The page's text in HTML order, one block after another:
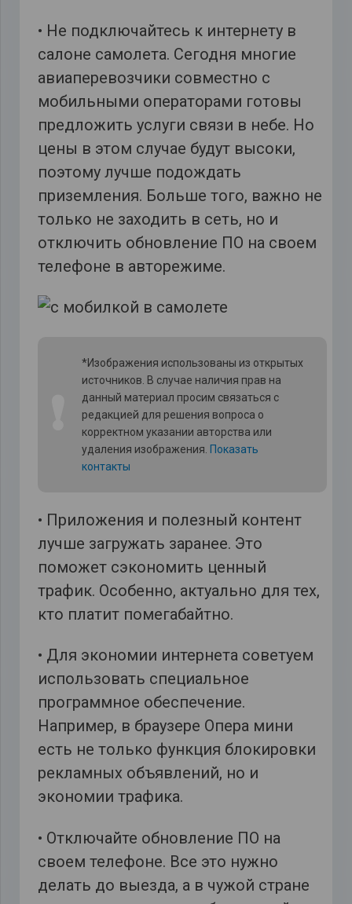
• Не подключайтесь к интернету в
салоне самолета. Сегодня многие
авиаперевозчики совместно с
мобильными операторами готовы
предложить услуги связи в небе. Но
цены в этом случае будут высоки,
поэтому лучше подождать
приземления. Больше того, важно не
только не заходить в сеть, но и
отключить обновление ПО на своем
телефоне в авторежиме.
*Изображения использованы из открытых
источников. В случае наличия прав на
данный материал просим связаться с
редакцией для решения вопроса о
корректном указании авторства или
удаления изображения. Показать
контакты
• Приложения и полезный контент
лучше загружать заранее. Это
поможет сэкономить ценный
трафик. Особенно, актуально для тех,
кто платит помегабайтно.
• Для экономии интернета советуем
использовать специальное
программное обеспечение.
Например, в браузере Опера мини
есть не только функция блокировки
рекламных объявлений, но и
экономии трафика.
• Отключайте обновление ПО на
своем телефоне. Все это нужно
делать до выезда, а в чужой стране